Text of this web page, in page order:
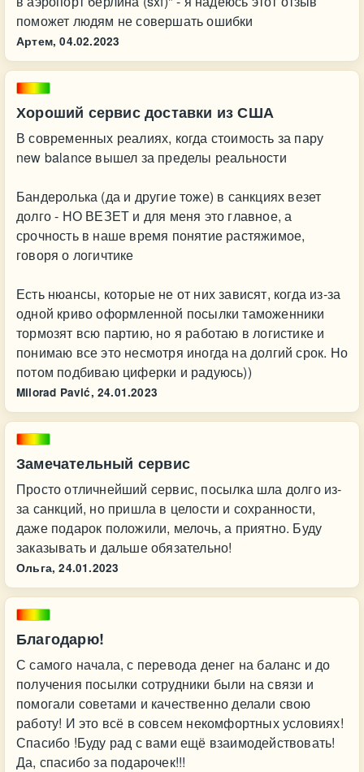
поможет людям не совершать ошибки
Артем, 04.02.2023
Хороший сервис доставки из США
В современных реалиях, когда стоимость за пару
new balance вышел за пределы реальности
Бандеролька (да и другие тоже) в санкциях везет
долго - НО ВЕЗЕТ и для меня это главное, а
срочность в наше время понятие растяжимое,
говоря о логичтике
Есть нюансы, которые не от них зависят, когда из-за
одной криво оформленной посылки таможенники
тормозят всю партию, но я работаю в логистике и
понимаю все это несмотря иногда на долгий срок. Но
потом подбиваю циферки и радуюсь))
Milorad Pavić, 24.01.2023
Замечательный сервис
Просто отличнейший сервис, посылка шла долго из-
за санкций, но пришла в целости и сохранности,
даже подарок положили, мелочь, а приятно. Буду
заказывать и дальше обязательно!
Ольга, 24.01.2023
Благодарю!
С самого начала, с перевода денег на баланс и до
получения посылки сотрудники были на связи и
помогали советами и качественно делали свою
работу! И это всё в совсем некомфортных условиях!
Спасибо !Буду рад с вами ещё взаимодействовать!
Да, спасибо за подарочек!!!